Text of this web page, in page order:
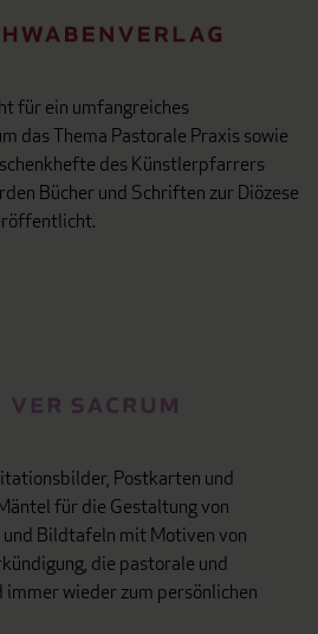
für ein umfangreiches
das Thema Pastorale Praxis sowie
des Künstlerpfarrers
Bücher und Schriften zur Diözese
Postkarten und
für die Gestaltung von
Bildtafeln mit Motiven von
die pastorale und
wieder zum persönlichen